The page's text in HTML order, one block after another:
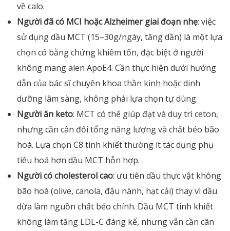
về calo.
Người đã có MCI hoặc Alzheimer giai đoạn nhẹ: việc
sử dụng dầu MCT (15–30g/ngày, tăng dần) là một lựa
chọn có bằng chứng khiêm tốn, đặc biệt ở người
không mang alen ApoE4. Cần thực hiện dưới hướng
dẫn của bác sĩ chuyên khoa thần kinh hoặc dinh
dưỡng lâm sàng, không phải lựa chọn tự dùng.
Người ăn keto: MCT có thể giúp đạt và duy trì ceton,
nhưng cần cân đối tổng năng lượng và chất béo bão
hoà. Lựa chọn C8 tinh khiết thường ít tác dụng phụ
tiêu hoá hơn dầu MCT hỗn hợp.
Người có cholesterol cao: ưu tiên dầu thực vật không
bão hoà (olive, canola, đậu nành, hạt cải) thay vì dầu
dừa làm nguồn chất béo chính. Dầu MCT tinh khiết
không làm tăng LDL-C đáng kể, nhưng vẫn cần cân